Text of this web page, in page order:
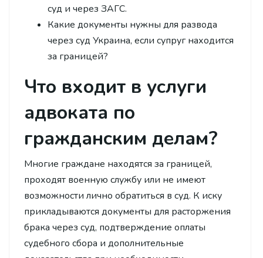
суд и через ЗАГС.
Какие документы нужны для развода
через суд Украина, если супруг находится
за границей?
Что входит в услуги
адвоката по
гражданским делам?
Многие граждане находятся за границей,
проходят военную службу или не имеют
возможности лично обратиться в суд. К иску
прикладываются документы для расторжения
брака через суд, подтверждение оплаты
судебного сбора и дополнительные